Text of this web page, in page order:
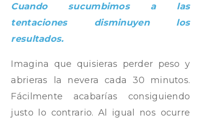
Cuando sucumbimos a las
tentaciones disminuyen los
resultados.
Imagina que quisieras perder peso y
abrieras la nevera cada 30 minutos.
Fácilmente acabarías consiguiendo
justo lo contrario. Al igual nos ocurre